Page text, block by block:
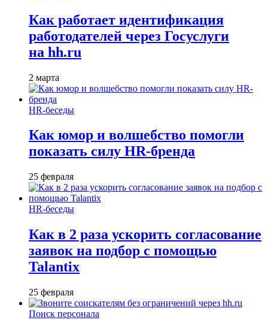
Как работает идентификация
работодателей через Госуслуги
на hh.ru
2 марта
HR-беседы
Как юмор и волшебство помогли
показать силу HR-бренда
25 февраля
HR-беседы
Как в 2 раза ускорить согласование
заявок на подбор с помощью
Talantix
25 февраля
Поиск персонала